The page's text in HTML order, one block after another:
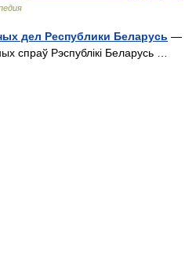
дел Республики Беларусь —
спраў Рэспублікі Беларусь …